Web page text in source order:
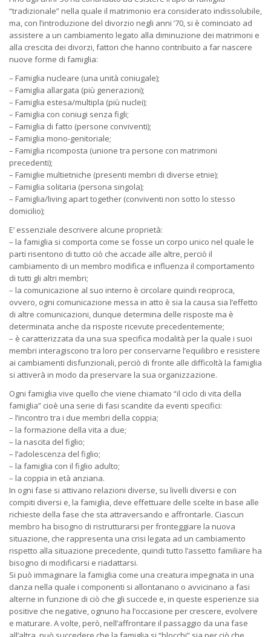
“tradizionale” nella quale il matrimonio era considerato indissolubile,
ma, con l’introduzione del divorzio negli anni ’70, si è cominciato ad
assistere a un cambiamento legato alla diminuzione dei matrimoni e
alla crescita dei divorzi, fattori che hanno contribuito a far nascere
nuove forme di famiglia:
– Famiglia nucleare (una unità coniugale);
– Famiglia allargata (più generazioni);
– Famiglia estesa/multipla (più nuclei);
– Famiglia con coniugi senza figli;
– Famiglia di fatto (persone conviventi);
– Famiglia mono-genitoriale;
– Famiglia ricomposta (unione tra persone con matrimoni
precedenti);
– Famiglie multietniche (presenti membri di diverse etnie);
– Famiglia solitaria (persona singola);
– Famiglia/living apart together (conviventi non sotto lo stesso
domicilio);
E’ essenziale descrivere alcune proprietà:
– la famiglia si comporta come se fosse un corpo unico nel quale le
parti risentono di tutto ciò che accade alle altre, perciò il
cambiamento di un membro modifica e influenza il comportamento
di tutti gli altri membri;
– la comunicazione al suo interno è circolare quindi reciproca,
ovvero, ogni comunicazione messa in atto è sia la causa sia l’effetto
di altre comunicazioni, dunque determina delle risposte ma è
determinata anche da risposte ricevute precedentemente;
– è caratterizzata da una sua specifica modalità per la quale i suoi
membri interagiscono tra loro per conservarne l’equilibro e resistere
ai cambiamenti disfunzionali, perciò di fronte alle difficoltà la famiglia
si attiverà in modo da preservare la sua organizzazione.
Ogni famiglia vive quello che viene chiamato “il ciclo di vita della
famiglia” cioè una serie di fasi scandite da eventi specifici:
– l’incontro tra i due membri della coppia;
– la formazione della vita a due;
– la nascita del figlio;
– l’adolescenza del figlio;
– la famiglia con il figlio adulto;
– la coppia in età anziana.
In ogni fase si attivano relazioni diverse, su livelli diversi e con
compiti diversi e, la famiglia, deve effettuare delle scelte in base alle
richieste della fase che sta attraversando e affrontarle. Ciascun
membro ha bisogno di ristrutturarsi per fronteggiare la nuova
situazione, che rappresenta una crisi legata ad un cambiamento
rispetto alla situazione precedente, quindi tutto l’assetto familiare ha
bisogno di modificarsi e riadattarsi.
Si può immaginare la famiglia come una creatura impegnata in una
danza nella quale i componenti si allontanano o avvicinano a fasi
alterne in funzione di ciò che gli succede e, in queste esperienze sia
positive che negative, ognuno ha l’occasione per crescere, evolvere
e maturare. A volte, però, nell’affrontare il passaggio da una fase